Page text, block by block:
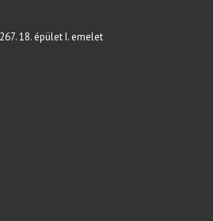
18. épület I. emelet